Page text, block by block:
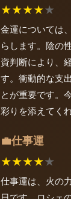
★★★★★
金運については
らします。陰の
資判断により、
す。衝動的な支
とが重要です。
彩りを添えてく
💼仕事運
★★★★★
仕事運は、火の